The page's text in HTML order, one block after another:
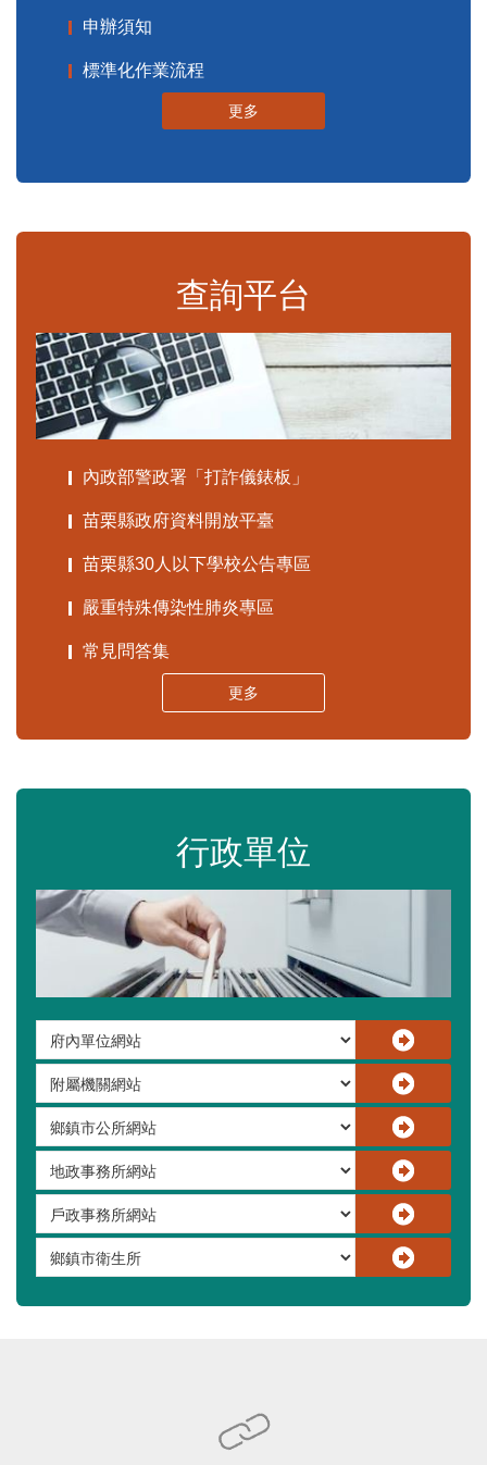
申辦須知
標準化作業流程
更多
查詢平台
內政部警政署「打詐儀錶板」
苗栗縣政府資料開放平臺
苗栗縣30人以下學校公告專區
嚴重特殊傳染性肺炎專區
常見問答集
更多
行政單位